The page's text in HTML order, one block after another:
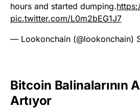
hours and started dumping.
pic.twitter.com/L0m2bEG1J7
— Lookonchain (@lookonchain)
Bitcoin Balinalarının
Artıyor